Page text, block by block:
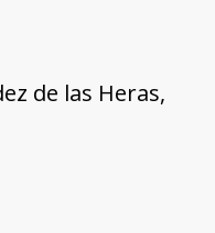
de las Heras,